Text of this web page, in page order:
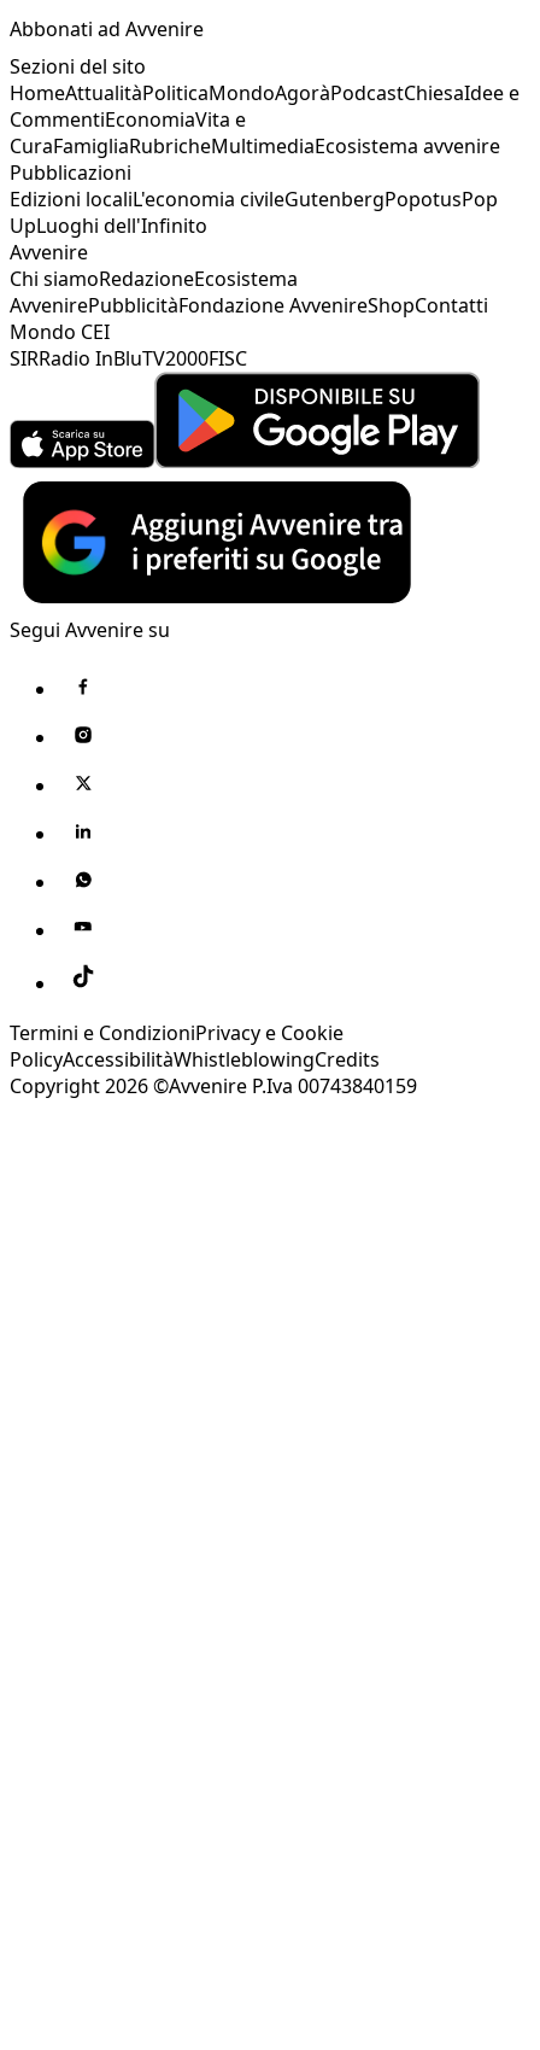
Abbonati ad Avvenire
Sezioni del sito
HomeAttualitàPoliticaMondoAgoràPodcastChiesaIdee e
CommentiEconomiaVita e
CuraFamigliaRubricheMultimediaEcosistema avvenire
Pubblicazioni
Edizioni localiL'economia civileGutenbergPopotusPop
UpLuoghi dell'Infinito
Avvenire
Chi siamoRedazioneEcosistema
AvvenirePubblicitàFondazione AvvenireShopContatti
Mondo CEI
SIRRadio InBluTV2000FISC
Segui Avvenire su
Termini e CondizioniPrivacy e Cookie
PolicyAccessibilitàWhistleblowingCredits
Copyright 2026 ©Avvenire P.Iva 00743840159